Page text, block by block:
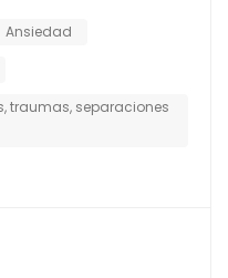
Ansiedad
traumas, separaciones